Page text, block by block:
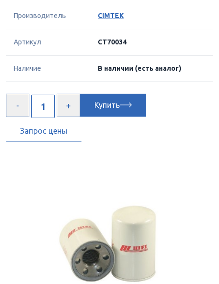
Производитель CIMTEK
Артикул CT70034
Наличие В наличии (есть аналог)
Купить
Запрос цены